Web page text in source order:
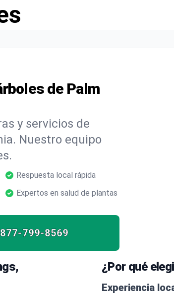
de Palm
y servicios de
Nuestro equipo
Respuesta local rápida
Expertos en salud de plantas
799-8569
¿Por qué
Experiencia